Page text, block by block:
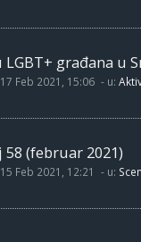
građana u
17 Feb 2021, 15:06 - u:
(februar 2021)
15 Feb 2021, 12:21 - u: